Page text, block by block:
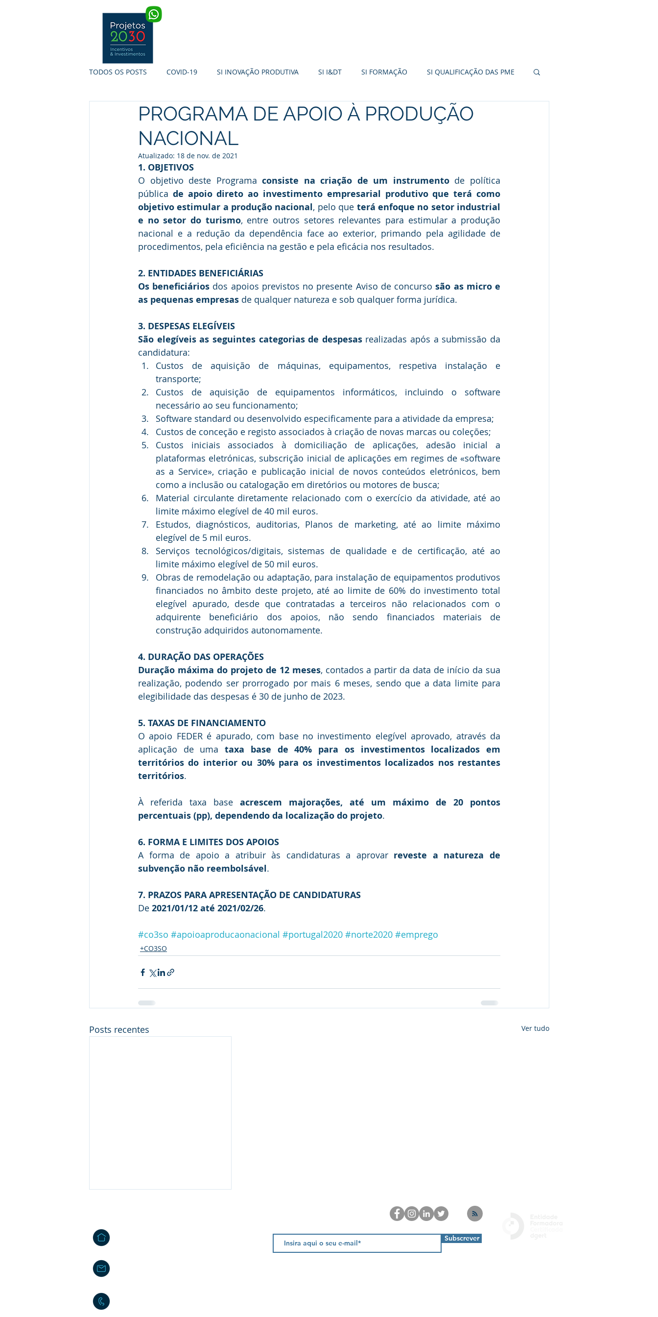
TODOS OS POSTS COVID-19 SI INOVAÇÃO PRODUTIVA SI I&DT SI FORMAÇÃO SI QUALIFICAÇÃO DAS PME
SI INTERNACIONALIZAÇÃO SI EMPREENDEDORISMO +CO3SO SME FUND PDR2020
PROGRAMA DE APOIO À PRODUÇÃO
NACIONAL
Atualizado: 18 de nov. de 2021
1. OBJETIVOS
O objetivo deste Programa consiste na criação de um instrumento de política
pública de apoio direto ao investimento empresarial produtivo que terá como
objetivo estimular a produção nacional, pelo que terá enfoque no setor industrial
e no setor do turismo, entre outros setores relevantes para estimular a produção
nacional e a redução da dependência face ao exterior, primando pela agilidade de
procedimentos, pela eficiência na gestão e pela eficácia nos resultados.
2. ENTIDADES BENEFICIÁRIAS
Os beneficiários dos apoios previstos no presente Aviso de concurso são as micro e
as pequenas empresas de qualquer natureza e sob qualquer forma jurídica.
3. DESPESAS ELEGÍVEIS
São elegíveis as seguintes categorias de despesas realizadas após a submissão da
candidatura:
Custos de aquisição de máquinas, equipamentos, respetiva instalação e
transporte;
Custos de aquisição de equipamentos informáticos, incluindo o software
necessário ao seu funcionamento;
Software standard ou desenvolvido especificamente para a atividade da empresa;
Custos de conceção e registo associados à criação de novas marcas ou coleções;
Custos iniciais associados à domiciliação de aplicações, adesão inicial a
plataformas eletrónicas, subscrição inicial de aplicações em regimes de «software
as a Service», criação e publicação inicial de novos conteúdos eletrónicos, bem
como a inclusão ou catalogação em diretórios ou motores de busca;
Material circulante diretamente relacionado com o exercício da atividade, até ao
limite máximo elegível de 40 mil euros.
Estudos, diagnósticos, auditorias, Planos de marketing, até ao limite máximo
elegível de 5 mil euros.
Serviços tecnológicos/digitais, sistemas de qualidade e de certificação, até ao
limite máximo elegível de 50 mil euros.
Obras de remodelação ou adaptação, para instalação de equipamentos produtivos
financiados no âmbito deste projeto, até ao limite de 60% do investimento total
elegível apurado, desde que contratadas a terceiros não relacionados com o
adquirente beneficiário dos apoios, não sendo financiados materiais de
construção adquiridos autonomamente.
4. DURAÇÃO DAS OPERAÇÕES
Duração máxima do projeto de 12 meses, contados a partir da data de início da sua
realização, podendo ser prorrogado por mais 6 meses, sendo que a data limite para
elegibilidade das despesas é 30 de junho de 2023.
5. TAXAS DE FINANCIAMENTO
O apoio FEDER é apurado, com base no investimento elegível aprovado, através da
aplicação de uma taxa base de 40% para os investimentos localizados em
territórios do interior ou 30% para os investimentos localizados nos restantes
territórios.
À referida taxa base acrescem majorações, até um máximo de 20 pontos
percentuais (pp), dependendo da localização do projeto.
6. FORMA E LIMITES DOS APOIOS
A forma de apoio a atribuir às candidaturas a aprovar reveste a natureza de
subvenção não reembolsável.
7. PRAZOS PARA APRESENTAÇÃO DE CANDIDATURAS
De 2021/01/12 até 2021/02/26.
#co3so #apoioaproducaonacional #portugal2020 #norte2020 #emprego
+CO3SO
Posts recentes Ver tudo
URBANO
Subscrever